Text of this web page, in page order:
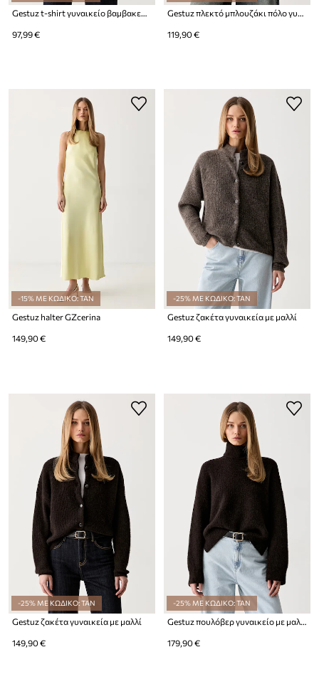
Gestuz t-shirt γυναικείο βαμβακερό με ελαστάν GZbetty
97,99 €
Gestuz πλεκτό μπλουζάκι πόλο γυναικείο με βισκόζη GZtaia
119,90 €
-15% ΜΕ ΚΩΔΙΚΟ: TAN
Gestuz halter GZcerina
149,90 €
-25% ΜΕ ΚΩΔΙΚΟ: TAN
Gestuz ζακέτα γυναικεία με μαλλί
149,90 €
-25% ΜΕ ΚΩΔΙΚΟ: TAN
Gestuz ζακέτα γυναικεία με μαλλί
149,90 €
-25% ΜΕ ΚΩΔΙΚΟ: TAN
179,90 €